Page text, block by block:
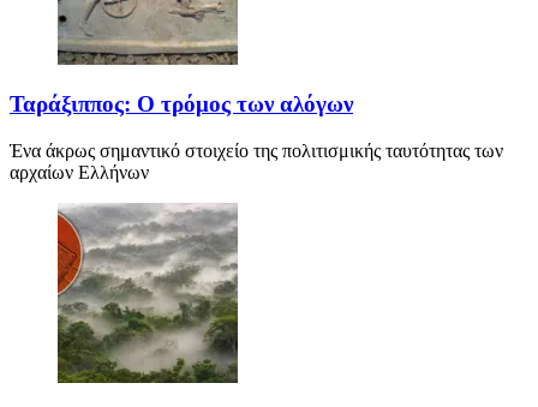
Ταράξιππος: Ο τρόμος των αλόγων
Ένα άκρως σημαντικό στοιχείο της πολιτισμικής ταυτότητας των
αρχαίων Ελλήνων